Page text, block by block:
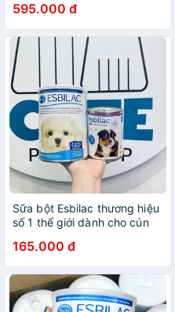
595.000 đ
Sữa bột Esbilac thương hiệu
số 1 thế giới dành cho cún
165.000 đ